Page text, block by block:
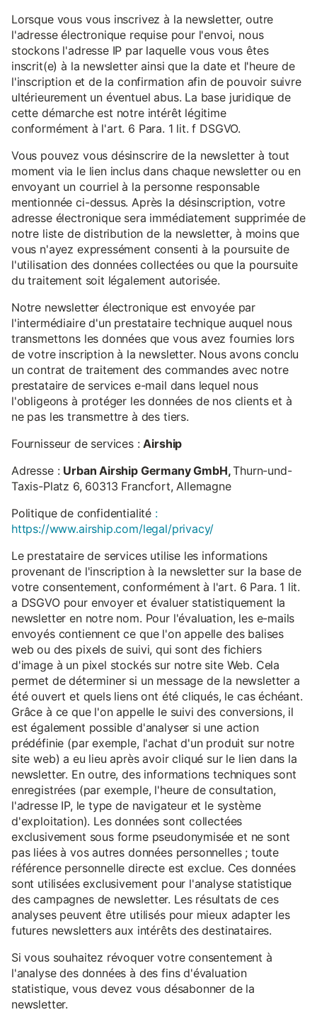
Lorsque vous vous inscrivez à la newsletter, outre
l'adresse électronique requise pour l'envoi, nous
stockons l'adresse IP par laquelle vous vous êtes
inscrit(e) à la newsletter ainsi que la date et l'heure de
l'inscription et de la confirmation afin de pouvoir suivre
ultérieurement un éventuel abus. La base juridique de
cette démarche est notre intérêt légitime
conformément à l'art. 6 Para. 1 lit. f DSGVO.
Vous pouvez vous désinscrire de la newsletter à tout
moment via le lien inclus dans chaque newsletter ou en
envoyant un courriel à la personne responsable
mentionnée ci-dessus. Après la désinscription, votre
adresse électronique sera immédiatement supprimée de
notre liste de distribution de la newsletter, à moins que
vous n'ayez expressément consenti à la poursuite de
l'utilisation des données collectées ou que la poursuite
du traitement soit légalement autorisée.
Notre newsletter électronique est envoyée par
l'intermédiaire d'un prestataire technique auquel nous
transmettons les données que vous avez fournies lors
de votre inscription à la newsletter. Nous avons conclu
un contrat de traitement des commandes avec notre
prestataire de services e-mail dans lequel nous
l'obligeons à protéger les données de nos clients et à
ne pas les transmettre à des tiers.
Fournisseur de services :Airship
Adresse : Urban Airship Germany GmbH,Thurn-und-
Taxis-Platz 6, 60313 Francfort, Allemagne
Politique de confidentialité :
https://www.airship.com/legal/privacy/
Le prestataire de services utilise les informations
provenant de l'inscription à la newsletter sur la base de
votre consentement, conformément à l'art. 6 Para. 1 lit.
a DSGVO pour envoyer et évaluer statistiquement la
newsletter en notre nom. Pour l'évaluation, les e-mails
envoyés contiennent ce que l'on appelle des balises
web ou des pixels de suivi, qui sont des fichiers
d'image à un pixel stockés sur notre site Web. Cela
permet de déterminer si un message de la newsletter a
été ouvert et quels liens ont été cliqués, le cas échéant.
Grâce à ce que l'on appelle le suivi des conversions, il
est également possible d'analyser si une action
prédéfinie (par exemple, l'achat d'un produit sur notre
site web) a eu lieu après avoir cliqué sur le lien dans la
newsletter. En outre, des informations techniques sont
enregistrées (par exemple, l'heure de consultation,
l'adresse IP, le type de navigateur et le système
d'exploitation). Les données sont collectées
exclusivement sous forme pseudonymisée et ne sont
pas liées à vos autres données personnelles ; toute
référence personnelle directe est exclue. Ces données
sont utilisées exclusivement pour l'analyse statistique
des campagnes de newsletter. Les résultats de ces
analyses peuvent être utilisés pour mieux adapter les
futures newsletters aux intérêts des destinataires.
Si vous souhaitez révoquer votre consentement à
l'analyse des données à des fins d'évaluation
statistique, vous devez vous désabonner de la
newsletter.